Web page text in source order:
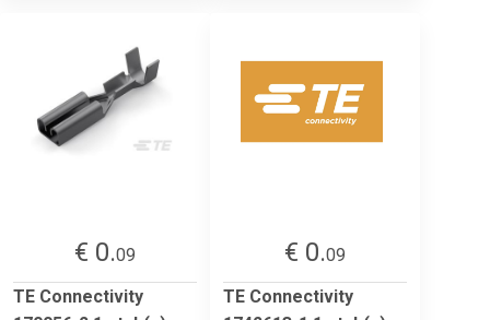
€ 0.09
TE Connectivity
€ 0.09
TE Connectivity